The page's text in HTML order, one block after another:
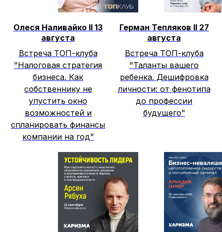
Олеся Наливайко II 13
августа
Встреча ТОП-клуба
"Налоговая стратегия
бизнеса. Как
собственнику не
упустить окно
возможностей и
спланировать финансы
компании на год"
Герман Тепляков II 27
августа
Встреча ТОП-клуба
"Таланты вашего
ребенка. Дешифровка
личности: от фенотипа
до профессии
будущего"